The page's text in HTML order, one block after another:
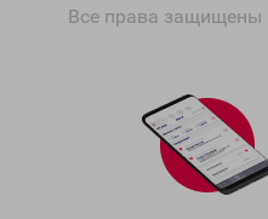
Все права защищены